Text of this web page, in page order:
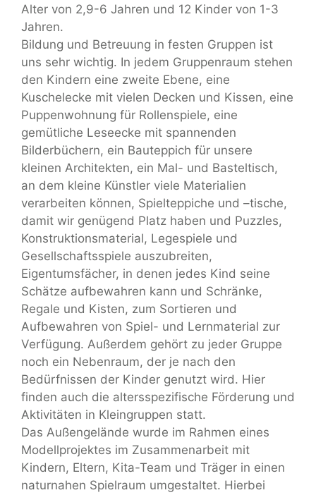
Alter von 2,9-6 Jahren und 12 Kinder von 1-3
Jahren.
Bildung und Betreuung in festen Gruppen ist
uns sehr wichtig. In jedem Gruppenraum stehen
den Kindern eine zweite Ebene, eine
Kuschelecke mit vielen Decken und Kissen, eine
Puppenwohnung für Rollenspiele, eine
gemütliche Leseecke mit spannenden
Bilderbüchern, ein Bauteppich für unsere
kleinen Architekten, ein Mal- und Basteltisch,
an dem kleine Künstler viele Materialien
verarbeiten können, Spielteppiche und –tische,
damit wir genügend Platz haben und Puzzles,
Konstruktionsmaterial, Legespiele und
Gesellschaftsspiele auszubreiten,
Eigentumsfächer, in denen jedes Kind seine
Schätze aufbewahren kann und Schränke,
Regale und Kisten, zum Sortieren und
Aufbewahren von Spiel- und Lernmaterial zur
Verfügung. Außerdem gehört zu jeder Gruppe
noch ein Nebenraum, der je nach den
Bedürfnissen der Kinder genutzt wird. Hier
finden auch die altersspezifische Förderung und
Aktivitäten in Kleingruppen statt.
Das Außengelände wurde im Rahmen eines
Modellprojektes im Zusammenarbeit mit
Kindern, Eltern, Kita-Team und Träger in einen
naturnahen Spielraum umgestaltet. Hierbei